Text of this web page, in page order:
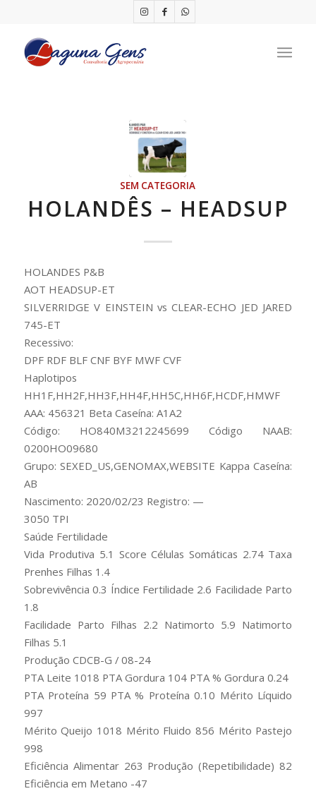
SEM CATEGORIA
HOLANDÊS – HEADSUP
HOLANDES P&B
AOT HEADSUP-ET
SILVERRIDGE V EINSTEIN vs CLEAR-ECHO JED JARED
745-ET
Recessivo:
DPF RDF BLF CNF BYF MWF CVF
Haplotipos
HH1F,HH2F,HH3F,HH4F,HH5C,HH6F,HCDF,HMWF
AAA: 456321 Beta Caseína: A1A2
Código: HO840M3212245699 Código NAAB:
0200HO09680
Grupo: SEXED_US,GENOMAX,WEBSITE Kappa Caseína:
AB
Nascimento: 2020/02/23 Registro: —
3050 TPI
Saúde Fertilidade
Vida Produtiva 5.1 Score Células Somáticas 2.74 Taxa
Prenhes Filhas 1.4
Sobrevivência 0.3 Índice Fertilidade 2.6 Facilidade Parto
1.8
Facilidade Parto Filhas 2.2 Natimorto 5.9 Natimorto
Filhas 5.1
Produção CDCB-G / 08-24
PTA Leite 1018 PTA Gordura 104 PTA % Gordura 0.24
PTA Proteína 59 PTA % Proteína 0.10 Mérito Líquido
997
Mérito Queijo 1018 Mérito Fluido 856 Mérito Pastejo
998
Eficiência Alimentar 263 Produção (Repetibilidade) 82
Eficiência em Metano -47